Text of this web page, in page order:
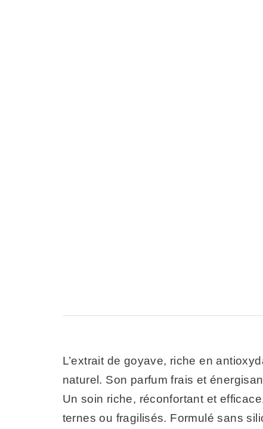
L’extrait de goyave, riche en
naturel. Son parfum frais et
Un soin riche, réconfortant et
ternes ou fragilisés. Formulé sans